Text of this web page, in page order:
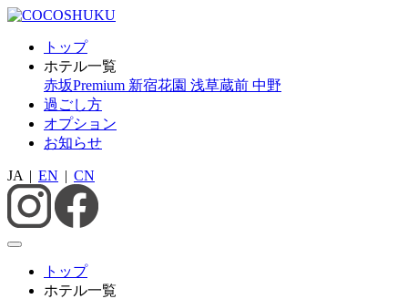
トップ
ホテル一覧
赤坂Premium 新宿花園 浅草蔵前 中野
過ごし方
オプション
お知らせ
JA | EN | CN
トップ
ホテル一覧